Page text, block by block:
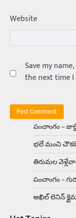
Website
Save my
the next time
పంచాంగం –
భలే మంచి
తిరుమల
పంచాంగం –
అఖిల్‌ లెనిన్